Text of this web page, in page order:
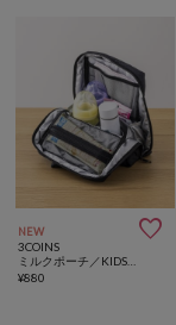
NEW 
3COINS
¥880